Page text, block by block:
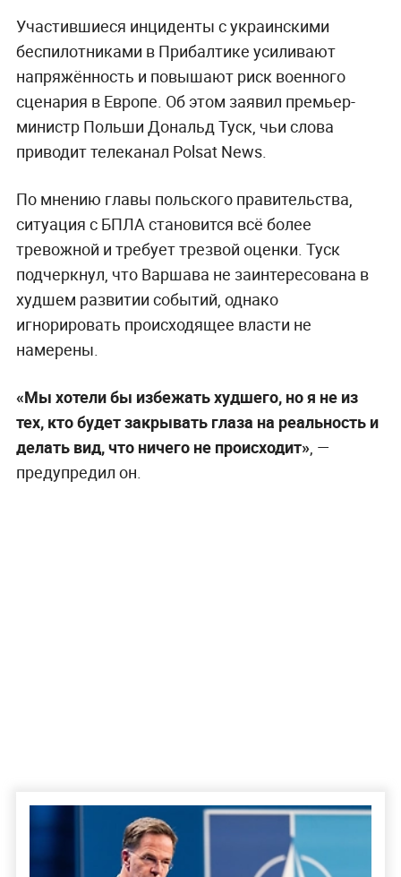
Участившиеся инциденты с украинскими
беспилотниками в Прибалтике усиливают
напряжённость и повышают риск военного
сценария в Европе. Об этом заявил премьер-
министр Польши Дональд Туск, чьи слова
приводит телеканал Polsat News.
По мнению главы польского правительства,
ситуация с БПЛА становится всё более
тревожной и требует трезвой оценки. Туск
подчеркнул, что Варшава не заинтересована в
худшем развитии событий, однако
игнорировать происходящее власти не
намерены.
«Мы хотели бы избежать худшего, но я не из
тех, кто будет закрывать глаза на реальность и
делать вид, что ничего не происходит», —
предупредил он.